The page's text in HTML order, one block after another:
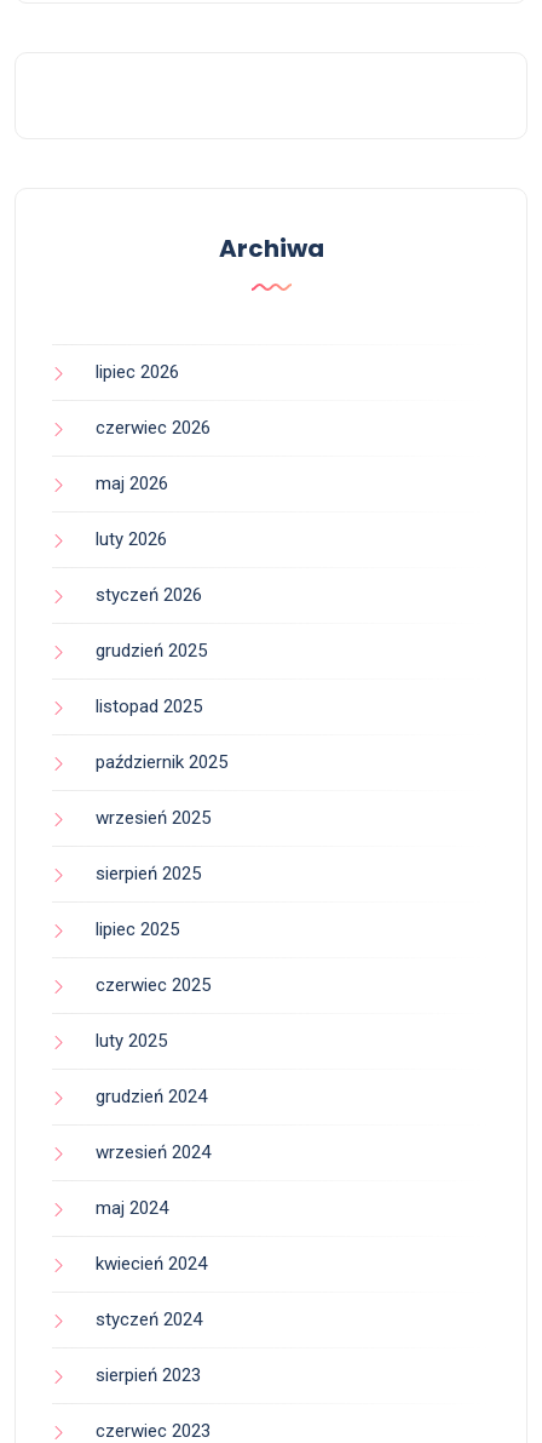
Archiwa
lipiec 2026
czerwiec 2026
maj 2026
luty 2026
styczeń 2026
grudzień 2025
listopad 2025
październik 2025
wrzesień 2025
sierpień 2025
lipiec 2025
czerwiec 2025
luty 2025
grudzień 2024
wrzesień 2024
maj 2024
kwiecień 2024
styczeń 2024
sierpień 2023
czerwiec 2023